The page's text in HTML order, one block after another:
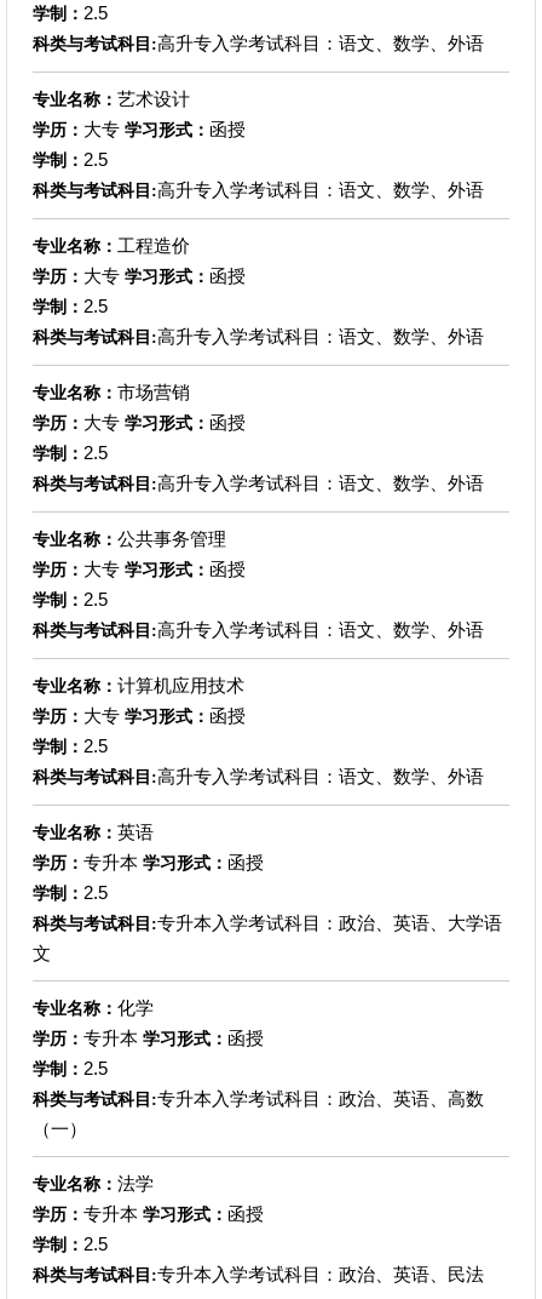
学制： 2.5
科类与考试科目:高升专入学考试科目：语文、数学、外语
专业名称： 艺术设计
学历： 大专 学习形式： 函授
学制： 2.5
科类与考试科目:高升专入学考试科目：语文、数学、外语
专业名称： 工程造价
学历： 大专 学习形式： 函授
学制： 2.5
科类与考试科目:高升专入学考试科目：语文、数学、外语
专业名称： 市场营销
学历： 大专 学习形式： 函授
学制： 2.5
科类与考试科目:高升专入学考试科目：语文、数学、外语
专业名称： 公共事务管理
学历： 大专 学习形式： 函授
学制： 2.5
科类与考试科目:高升专入学考试科目：语文、数学、外语
专业名称： 计算机应用技术
学历： 大专 学习形式： 函授
学制： 2.5
科类与考试科目:高升专入学考试科目：语文、数学、外语
专业名称： 英语
学历： 专升本 学习形式： 函授
学制： 2.5
科类与考试科目:专升本入学考试科目：政治、英语、大学语
文
专业名称： 化学
学历： 专升本 学习形式： 函授
学制： 2.5
科类与考试科目:专升本入学考试科目：政治、英语、高数
（一）
专业名称： 法学
学历： 专升本 学习形式： 函授
学制： 2.5
科类与考试科目:专升本入学考试科目：政治、英语、民法